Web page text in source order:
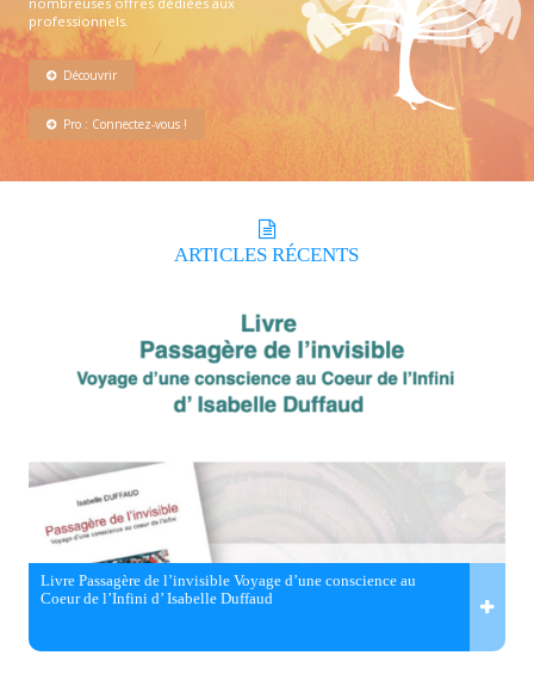
professionnels.
Découvrir
Pro : Connectez-vous !
ARTICLES RÉCENTS
Livre Passagère de l’invisible Voyage d’une conscience au
Coeur de l’Infini d’ Isabelle Duffaud